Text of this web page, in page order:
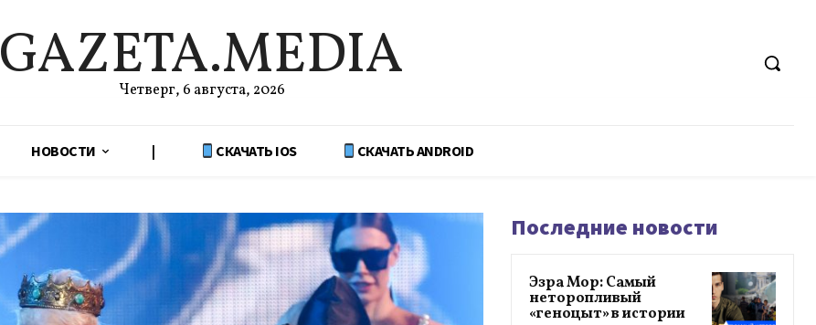
GAZETA.MEDIA
Четверг, 6 августа, 2026
НОВОСТИ | СКАЧАТЬ IOS СКАЧАТЬ ANDROID
Последние новости
Эзра Мор: Самый
неторопливый
«геноцыт» в истории